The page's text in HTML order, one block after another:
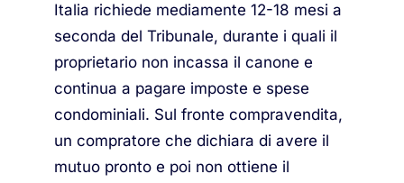
Italia richiede mediamente 12-18 mesi a
seconda del Tribunale, durante i quali il
proprietario non incassa il canone e
continua a pagare imposte e spese
condominiali. Sul fronte compravendita,
un compratore che dichiara di avere il
mutuo pronto e poi non ottiene il